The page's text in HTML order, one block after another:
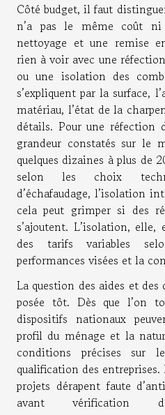
Côté budget, il faut
n’a pas le même coût
nettoyage et une remise
rien à voir avec une
ou une isolation des
s’expliquent par la surface,
matériau, l’état de la
détails. Pour une réfection
grandeur constatés sur le
quelques dizaines à plus de
selon les choix
d’échafaudage, l’isolation
cela peut grimper si des
s’ajoutent. L’isolation,
des tarifs variables
performances visées et la
La question des aides et
posée tôt. Dès que l’on
dispositifs nationaux
profil du ménage et la
conditions précises sur
qualification des entreprises.
projets dérapent faute
avant vérification